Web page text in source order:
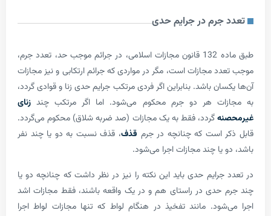
در جرایم حدی
طبق ماده 132 قانون مجازات اسلامی، در جرائم موجب حد، تعدد جرم،
مجازات است، مگر در مواردی که جرائم ارتکابی و نیز مجازات
باشد. بنابراین اگر فردی مرتکب جرایم حدی زنا و قوادی گردد،
هر دو جرم محکوم می‌­شود. اما اگر مرتکب چند زنای
گردد، فقط به یک مجازات (صد ضربه شلاق) محکوم می‌گردد.
است که چنانچه در جرمقذف ، قذف نسبت به دو یا چند نفر
یا چند مجازات اجرا می‌شود.
حدی باید این نکته را نیز در نظر داشت که چنانچه دو یا
در راستای هم و در یک واقعه باشند، فقط مجازات اشد
مانند تفخیذ در هنگام لواط که تنها مجازات لواط اجرا